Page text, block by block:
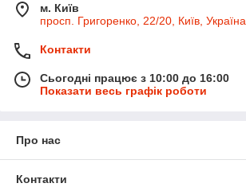
м. Київ
просп. Григоренко, 22/20, Київ, Україна
Контакти
Сьогодні працює з 10:00 до 16:00
Показати весь графік роботи
Про нас
Контакти